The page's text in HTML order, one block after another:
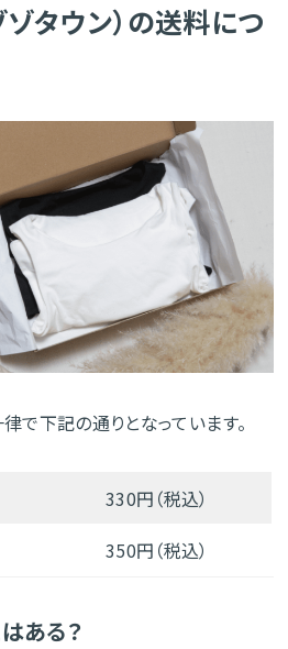
タウン）の送料につ
で下記の通りとなっています。
330円（税込）
350円（税込）
ある？